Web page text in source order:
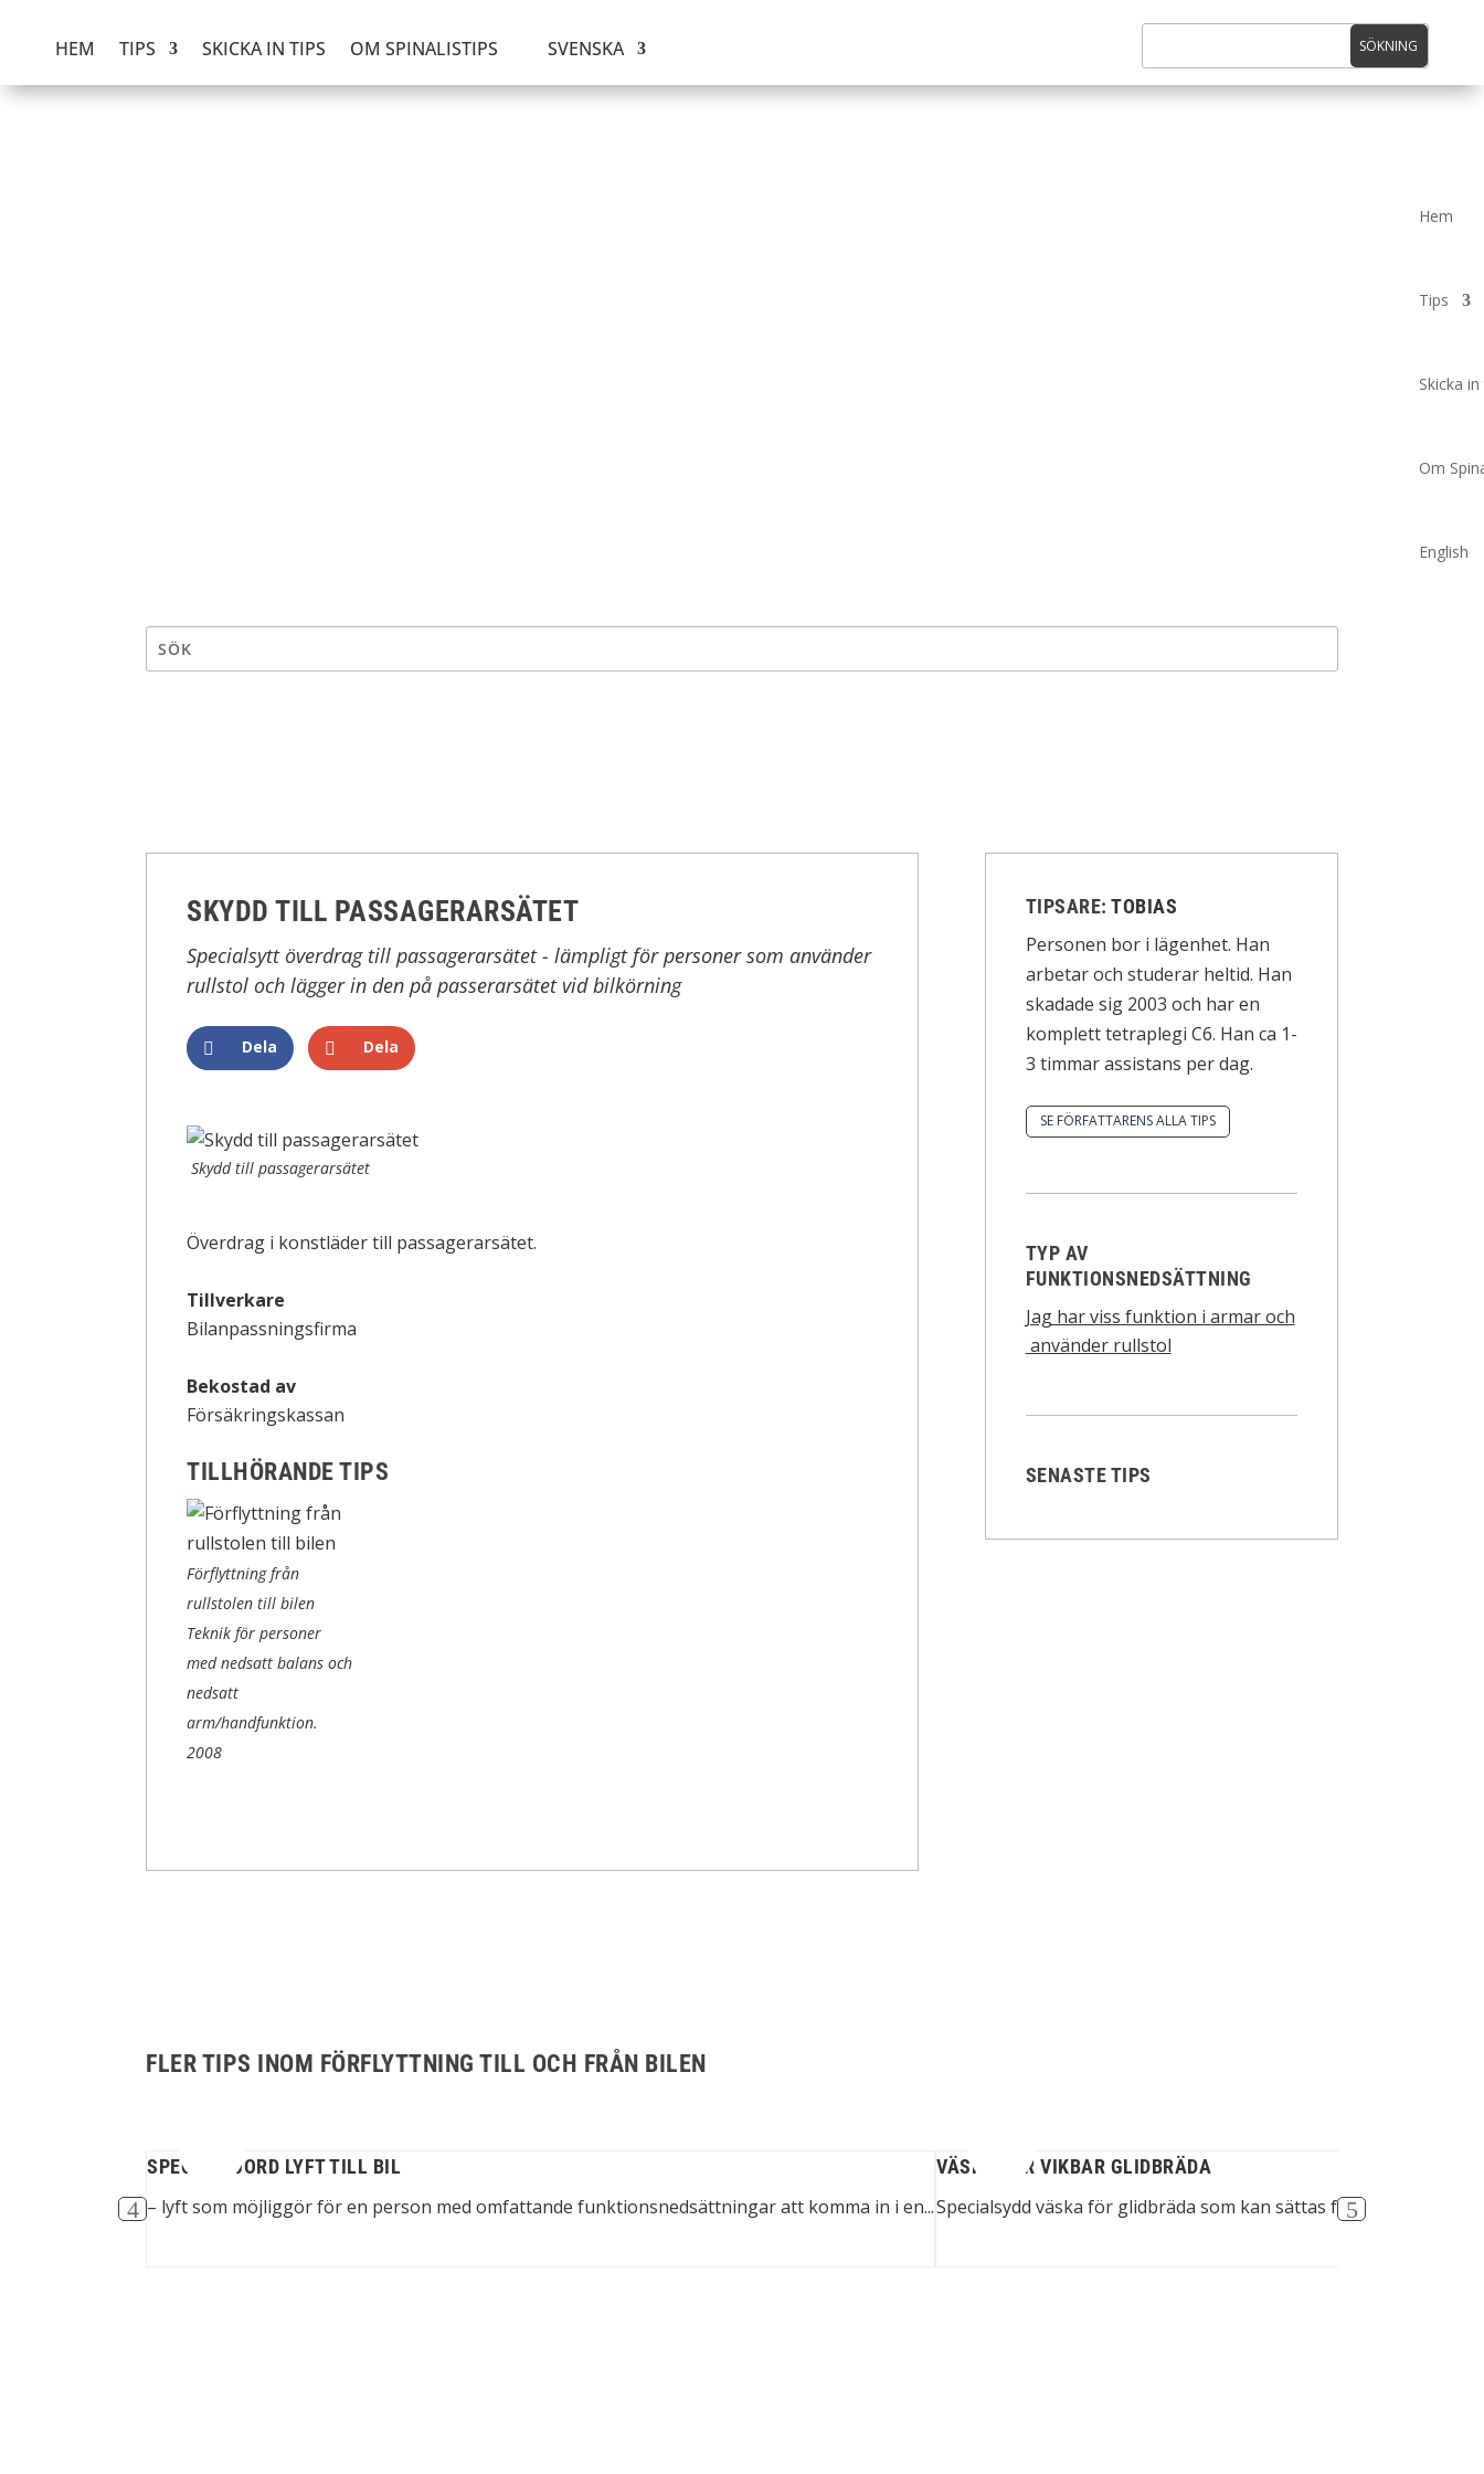
HEM TIPS SKICKA IN TIPS OM SPINALISTIPS SVENSKA
Hem
Tips
Skicka
Om
English
SKYDD TILL PASSAGERARSÄTET
Specialsytt överdrag till passagerarsätet - lämpligt för personer som använder
rullstol och lägger in den på passerarsätet vid bilkörning
Dela Dela
Skydd till passagerarsätet
Överdrag i konstläder till passagerarsätet.
Tillverkare
Bilanpassningsfirma
Bekostad av
Försäkringskassan
TILLHÖRANDE TIPS
Förflyttning från
rullstolen till bilen
Teknik för personer
med nedsatt balans och
nedsatt
arm/handfunktion.
2008
TIPSARE:TOBIAS
Personen bor i lägenhet. Han
arbetar och studerar heltid. Han
skadade sig 2003 och har en
komplett tetraplegi C6. Han ca 1-
3 timmar assistans per dag.
SE FÖRFATTARENS ALLA TIPS
TYP AV
FUNKTIONSNEDSÄTTNING
Jag har viss funktion i armar och
använder rullstol
SENASTE TIPS
FLER TIPS INOM FÖRFLYTTNING TILL OCH FRÅN BILEN
till rullstolen
SPECIALGJORD LYFT TILL BIL
– lyft som möjliggör för en person med omfattande funktionsnedsättningar att komma in i en...
VÄSKA FÖR VIKBAR GLIDBRÄDA
Specialsydd väska för glidbräda som kan sättas fast på rullstolen